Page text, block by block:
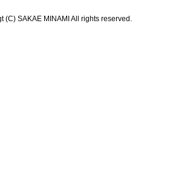
(C) SAKAE MINAMI All rights reserved.